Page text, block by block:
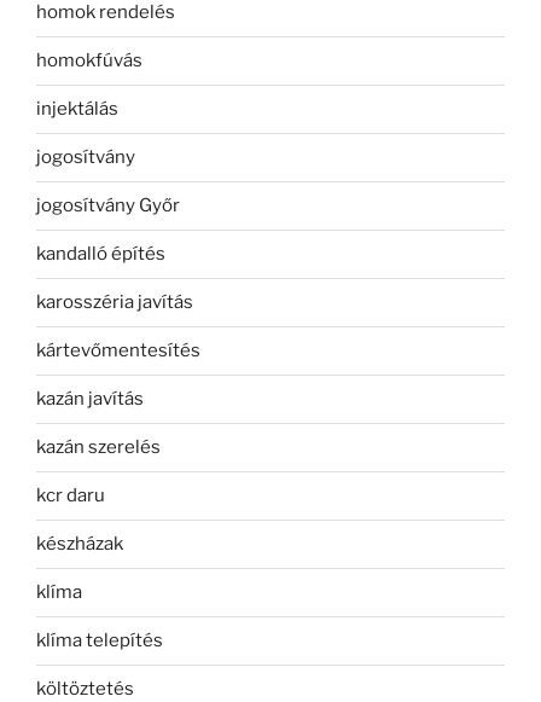
homok rendelés
homokfúvás
injektálás
jogosítvány
jogosítvány Győr
kandalló építés
karosszéria javítás
kártevőmentesítés
kazán javítás
kazán szerelés
kcr daru
készházak
klíma
klíma telepítés
költöztetés